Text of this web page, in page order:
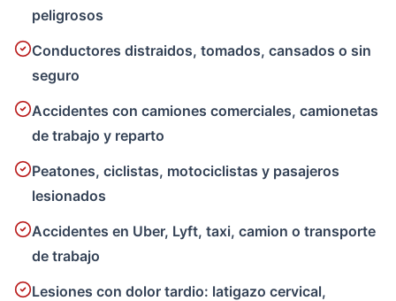
peligrosos
Conductores distraidos, tomados, cansados o sin
seguro
Accidentes con camiones comerciales, camionetas
de trabajo y reparto
Peatones, ciclistas, motociclistas y pasajeros
lesionados
Accidentes en Uber, Lyft, taxi, camion o transporte
de trabajo
Lesiones con dolor tardio: latigazo cervical,